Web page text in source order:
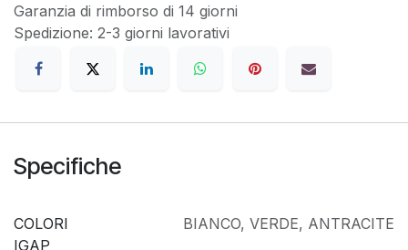
Garanzia di rimborso di 14 giorni
Spedizione: 2-3 giorni lavorativi
Specifiche
COLORI
IGAP
BIANCO, VERDE, ANTRACITE